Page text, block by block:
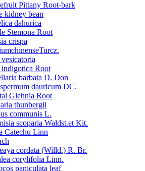
Pittany Root-bark
kidney bean
dahurica
Stemona Root
crispa
indigotica Root
barbata D. Don
dauricum DC.
Glehnia Root
thunbergii
communis L.
scoparia Waldst.et Kit.
Catechu Linn
cordata (Willd.) R. Br.
corylifolia Linn.
paniculata leaf